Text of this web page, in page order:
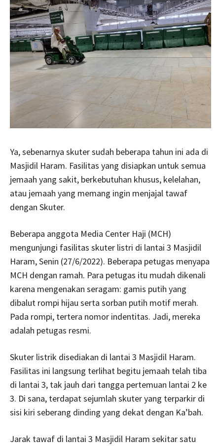
Ya, sebenarnya skuter sudah beberapa tahun ini ada di
Masjidil Haram. Fasilitas yang disiapkan untuk semua
jemaah yang sakit, berkebutuhan khusus, kelelahan,
atau jemaah yang memang ingin menjajal tawaf
dengan Skuter.
Beberapa anggota Media Center Haji (MCH)
mengunjungi fasilitas skuter listri di lantai 3 Masjidil
Haram, Senin (27/6/2022). Beberapa petugas menyapa
MCH dengan ramah. Para petugas itu mudah dikenali
karena mengenakan seragam: gamis putih yang
dibalut rompi hijau serta sorban putih motif merah.
Pada rompi, tertera nomor indentitas. Jadi, mereka
adalah petugas resmi.
Skuter listrik disediakan di lantai 3 Masjidil Haram.
Fasilitas ini langsung terlihat begitu jemaah telah tiba
di lantai 3, tak jauh dari tangga pertemuan lantai 2 ke
3. Di sana, terdapat sejumlah skuter yang terparkir di
sisi kiri seberang dinding yang dekat dengan Ka’bah.
Jarak tawaf di lantai 3 Masjidil Haram sekitar satu